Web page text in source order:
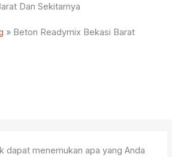
Dan Sekitarnya
Beton Readymix Bekasi Barat
dapat menemukan apa yang Anda